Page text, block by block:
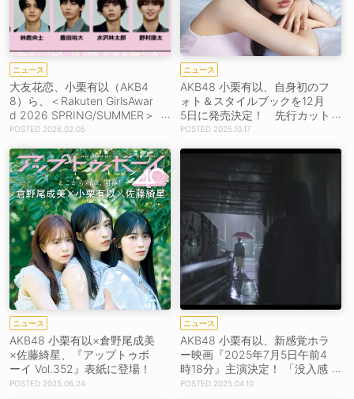
ニュース
大友花恋、小栗有以（AKB4
8）ら、＜Rakuten GirlsAwar
d 2026 SPRING/SUMMER＞
に豪華出演者が続々決定！
2026.02.05
ニュース
AKB48 小栗有以、自身初のフ
ォト＆スタイルブックを12月
5日に発売決定！ 先行カット
公開
2025.10.17
ニュース
AKB48 小栗有以×倉野尾成美
×佐藤綺星、『アップトゥボ
ーイ Vol.352』表紙に登場！
2025.06.24
ニュース
AKB48 小栗有以、新感覚ホラ
ー映画『2025年7月5日午前4
時18分』主演決定！ 「没入感
を持ってお楽しみいただける
2025.04.10